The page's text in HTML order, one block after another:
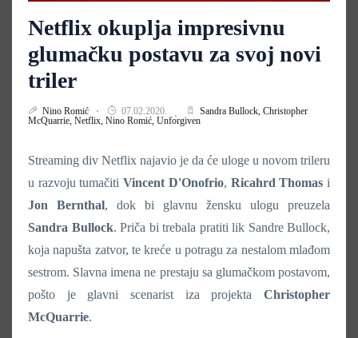
Netflix okuplja impresivnu
glumačku postavu za svoj novi
triler
Nino Romić 07.02.2020. Sandra Bullock, Christopher
McQuarrie, Netflix, Nino Romić, Unforgiven
Streaming div Netflix najavio je da će uloge u novom trileru
u razvoju tumačitiVincent D'Onofrio, Ricahrd Thomas i
Jon Bernthal, dok bi glavnu žensku ulogu preuzela
Sandra Bullock. Priča bi trebala pratiti lik Sandre Bullock,
koja napušta zatvor, te kreće u potragu za nestalom mlađom
sestrom. Slavna imena ne prestaju sa glumačkom postavom,
pošto je glavni scenarist iza projekta Christopher
McQuarrie.